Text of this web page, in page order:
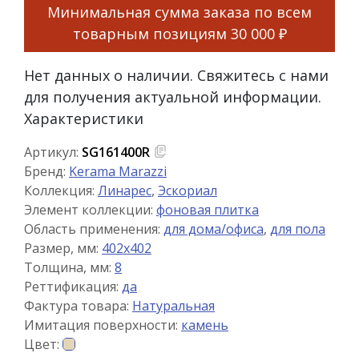
Минимальная сумма заказа по всем
товарным позициям 30 000 ₽
Нет данных о наличии. Свяжитесь с нами
для получения актуальной информации.
Характеристики
Артикул: SG161400R
Бренд: Kerama Marazzi
Коллекция: Линарес, Эскориал
Элемент коллекции: фоновая плитка
Область применения: для дома/офиса, для пола
Размер, мм: 402x402
Толщина, мм: 8
Реттификация: да
Фактура товара: Натуральная
Имитация поверхности: камень
Цвет: